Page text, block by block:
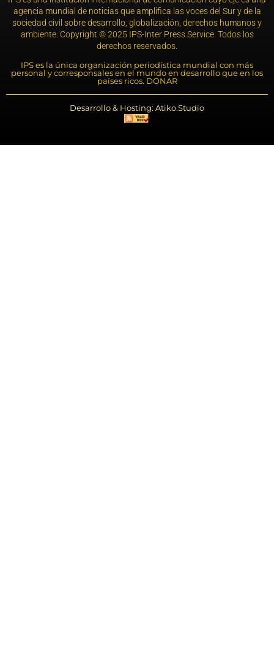
agencia mundial de noticias que amplifica las voces del Sur y de la
sociedad civil sobre desarrollo, globalización, derechos humanos y
ambiente. Copyright © 2025 IPS-Inter Press Service. Todos los
derechos reservados.
IPS es la única organización periodística mundial con más
personal y corresponsales en el mundo en desarrollo que en los
países ricos. DONAR
Desarrollo & Hosting: Atiko.Studio